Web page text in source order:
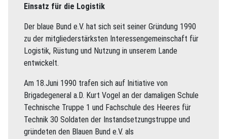
Einsatz für die Logistik
Der blaue Bund e.V. hat sich seit seiner Gründung 1990
zu der mitgliederstärksten Interessengemeinschaft für
Logistik, Rüstung und Nutzung in unserem Lande
entwickelt.
Am 18.Juni 1990 trafen sich auf Initiative von
Brigadegeneral a.D. Kurt Vogel an der damaligen Schule
Technische Truppe 1 und Fachschule des Heeres für
Technik 30 Soldaten der Instandsetzungstruppe und
gründeten den Blauen Bund e.V. als